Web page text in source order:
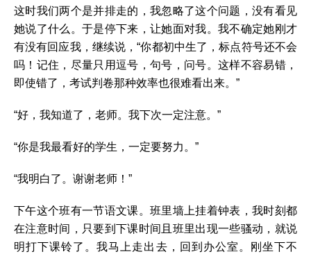
这时我们两个是并排走的，我忽略了这个问题，没有看见
她说了什么。于是停下来，让她面对我。我不确定她刚才
有没有回应我，继续说，“你都初中生了，标点符号还不会
吗！记住，尽量只用逗号，句号，问号。这样不容易错，
即使错了，考试判卷那种效率也很难看出来。”
“好，我知道了，老师。我下次一定注意。”
“你是我最看好的学生，一定要努力。”
“我明白了。谢谢老师！”
下午这个班有一节语文课。班里墙上挂着钟表，我时刻都
在注意时间，只要到下课时间且班里出现一些骚动，就说
明打下课铃了。我马上走出去，回到办公室。刚坐下不